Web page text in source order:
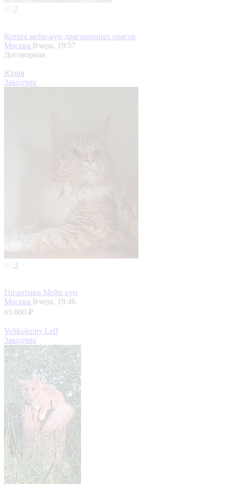
7
Котята мейн-кун драгоценных орасов
Москва Вчера, 19:57
Договорная
Юлия
Заводчик
3
Гигантики Мейн кун
Москва Вчера, 19:46
65 000 ₽
Velikolepny Leff
Заводчик